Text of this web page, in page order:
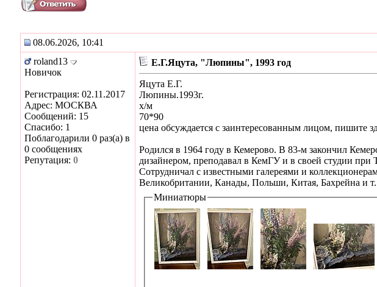
08.06.2026, 10:41
roland13
Новичок
Регистрация: 02.11.2017
Адрес: МОСКВА
Сообщений: 15
Спасибо: 1
Поблагодарили 0 раз(а) в
0 сообщениях
Репутация: 0
Е.Г.Яцута, "Люпины", 1993 год
Яцута Е.Г.
Люпины.1993г.
х/м
70*90
цена обсуждается с заинтересованным лицом, пишите
Родился в 1964 году в Кемерово. В 83-м закончил
дизайнером, преподавал в КемГУ и в своей студии при
Сотрудничал с известными галереями и
Великобритании, Канады, Польши, Китая, Бахрейна и
Миниатюры